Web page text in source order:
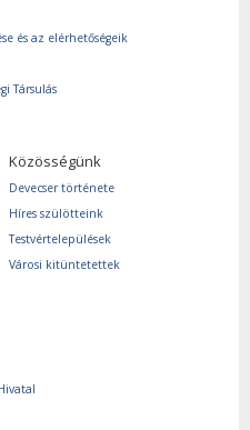
és az elérhetőségeik
Társulás
Közösségünk
Devecser története
Híres szülötteink
Testvértelepülések
Városi kitüntetettek